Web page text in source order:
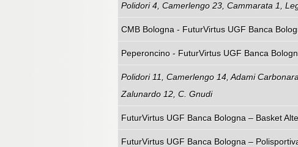
Polidori 4, Camerlengo 23, Cammarata 1,
CMB Bologna - FuturVirtus UGF Banca
Peperoncino - FuturVirtus UGF Banca
Polidori 11, Camerlengo 14, Adami
Zalunardo 12, C. Gnudi
FuturVirtus UGF Banca Bologna – Basket
FuturVirtus UGF Banca Bologna –